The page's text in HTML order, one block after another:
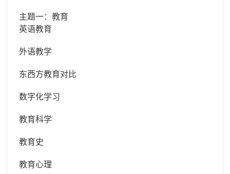
主题一：教育
英语教育
外语教学
东西方教育对比
数字化学习
教育科学
教育史
教育心理